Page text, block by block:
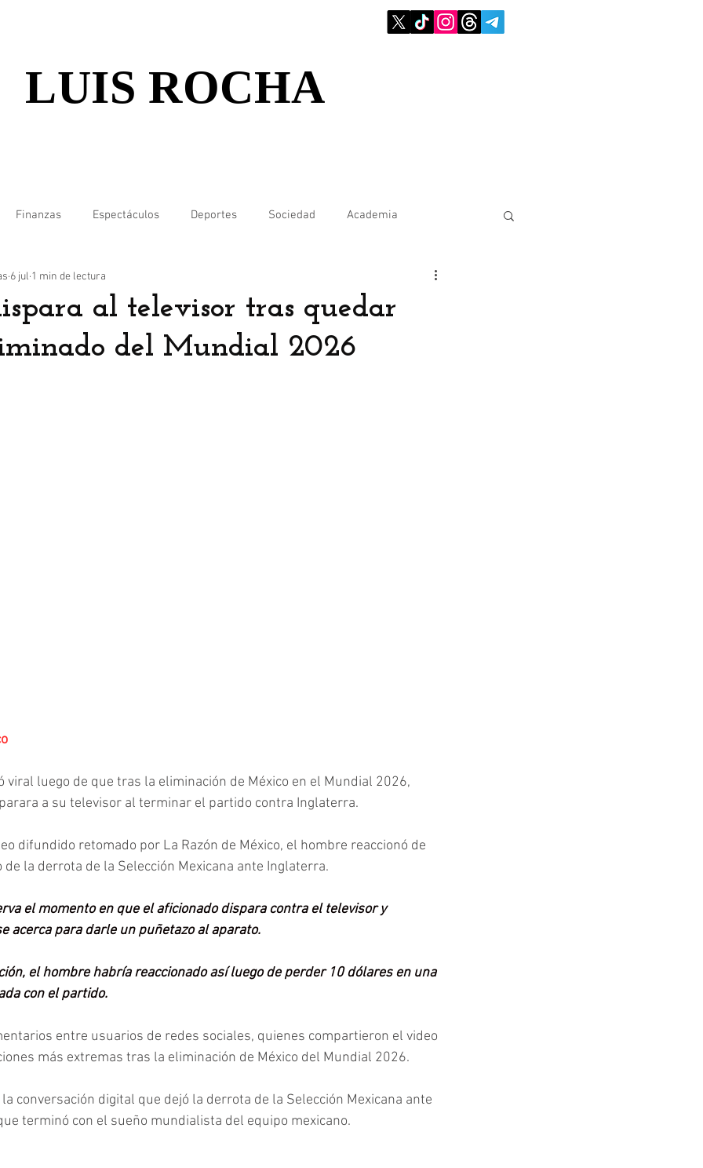
LUIS ROCHA
Finanzas Espectáculos Deportes Sociedad Academia
al televisor tras quedar
del Mundial 2026
6 jul 1 min de lectura
viral luego de que tras la eliminación de México en el Mundial 2026,
a su televisor al terminar el partido contra Inglaterra.
difundido retomado por La Razón de México, el hombre reaccionó de
la derrota de la Selección Mexicana ante Inglaterra.
el momento en que el aficionado dispara contra el televisor y
acerca para darle un puñetazo al aparato.
el hombre habría reaccionado así luego de perder 10 dólares en una
con el partido.
entre usuarios de redes sociales, quienes compartieron el video
más extremas tras la eliminación de México del Mundial 2026.
conversación digital que dejó la derrota de la Selección Mexicana ante
terminó con el sueño mundialista del equipo mexicano.